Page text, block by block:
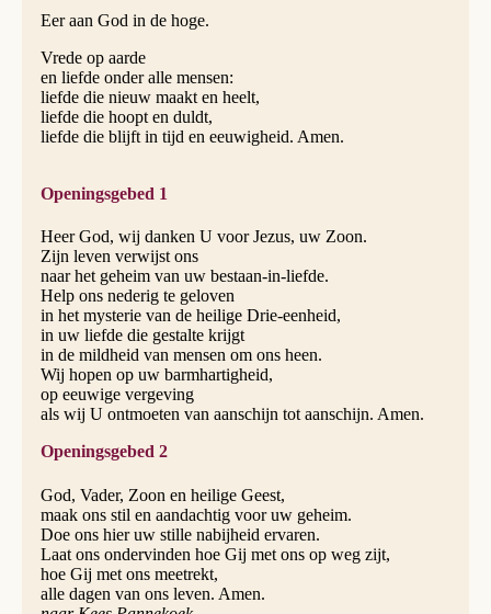
Eer aan God in de hoge.
Vrede op aarde
en liefde onder alle mensen:
liefde die nieuw maakt en heelt,
liefde die hoopt en duldt,
liefde die blijft in tijd en eeuwigheid. Amen.
Openingsgebed 1
Heer God, wij danken U voor Jezus, uw Zoon.
Zijn leven verwijst ons
naar het geheim van uw bestaan-in-liefde.
Help ons nederig te geloven
in het mysterie van de heilige Drie-eenheid,
in uw liefde die gestalte krijgt
in de mildheid van mensen om ons heen.
Wij hopen op uw barmhartigheid,
op eeuwige vergeving
als wij U ontmoeten van aanschijn tot aanschijn. Amen.
Openingsgebed 2
God, Vader, Zoon en heilige Geest,
maak ons stil en aandachtig voor uw geheim.
Doe ons hier uw stille nabijheid ervaren.
Laat ons ondervinden hoe Gij met ons op weg zijt,
hoe Gij met ons meetrekt,
alle dagen van ons leven. Amen.